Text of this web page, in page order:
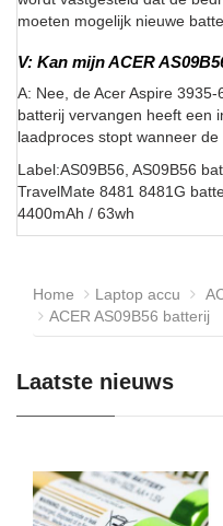
moeten mogelijk nieuwe
V: Kan mijn ACER
A: Nee, de Acer Aspire
batterij vervangen heeft een
laadproces stopt wanneer
Label:AS09B56, AS09B56
TravelMate 8481 8481G
4400mAh / 63wh
Home Laptop accu
ACER AS09B56 batterij
Laatste nieuws